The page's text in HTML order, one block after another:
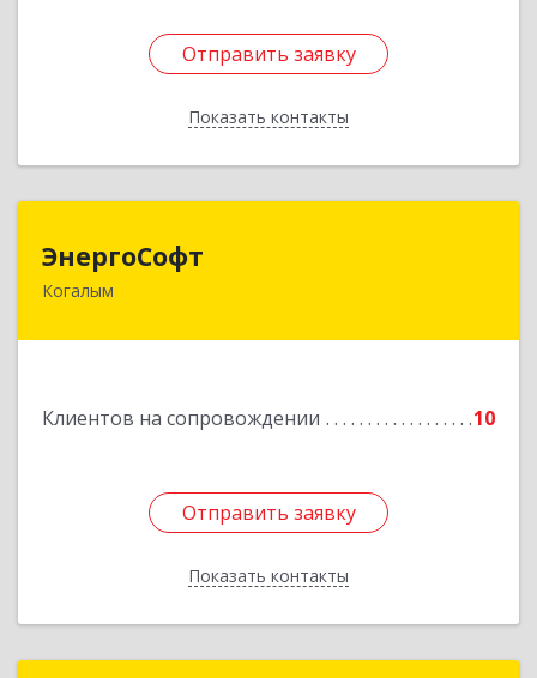
Отправить заявку
Показать контакты
Отправить заявку
Назад
ЭнергоСофт
Когалым
Клиентов на сопровождении 10
Отправить заявку
Показать контакты
628485, Ханты-Мансийский Автономный округ
Подробнее
Отправить заявку
Назад